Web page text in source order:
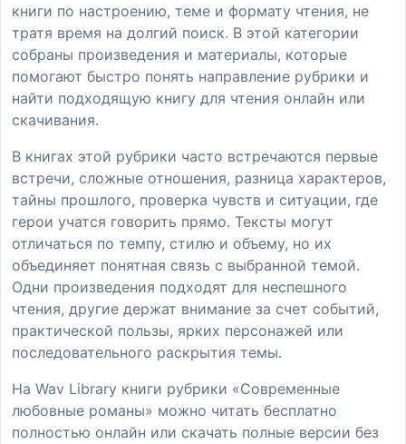
книги по настроению, теме и формату чтения, не
тратя время на долгий поиск. В этой категории
собраны произведения и материалы, которые
помогают быстро понять направление рубрики и
найти подходящую книгу для чтения онлайн или
скачивания.
В книгах этой рубрики часто встречаются первые
встречи, сложные отношения, разница характеров,
тайны прошлого, проверка чувств и ситуации, где
герои учатся говорить прямо. Тексты могут
отличаться по темпу, стилю и объему, но их
объединяет понятная связь с выбранной темой.
Одни произведения подходят для неспешного
чтения, другие держат внимание за счет событий,
практической пользы, ярких персонажей или
последовательного раскрытия темы.
На Wav Library книги рубрики «Современные
любовные романы» можно читать бесплатно
полностью онлайн или скачать полные версии без